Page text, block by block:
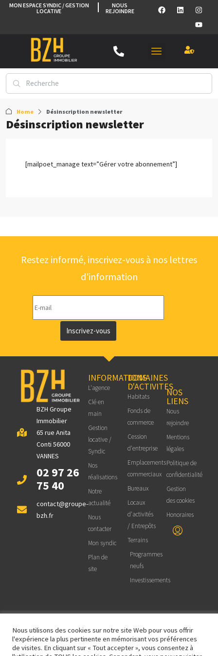
MON ESPACE SYNDIC / GESTION
LOCATIVE
NOUS
REJOINDRE
Home Désinscription newsletter
Désinscription newsletter
[mailpoet_manage text=”Gérer votre abonnement”]
Restez informé, inscrivez-vous à nos lettres
d'information
Inscrivez-vous
BZH Groupe
Immobilier
65 rue Anita
Conti 56000
VANNES
02 97 26
75 40
contact@groupe-
bzh.fr
INFORMATIONS
L'agence
Clé en
main
Gestion
locative /
Syndic
Nos
réalisations
Notre
actualité
Nous
contacter
Mon syndic
Plan de
site
DOMAINES
D'ACTIVITES
Habitats
Fonds de
commerce
Cession
d'entreprise
Emplacements
commerciaux
Bureaux
Locaux
d'activités
/ Entrepôts
Terrains
Programmes
neufs
Investissements
NOS
LIENS
Nous
rejoindre
Mentions
légales
Politique de
confidentialité
Gestion
des cookies
Honoraires
© 2025 BZH Groupe Immobilier - Site
réalisé et maintenu parOCTOPROD |
Informatique et Web
Nous utilisons des cookies sur notre site Web pour vous offrir
l'expérience la plus pertinente en mémorisant vos préférences
de visites. En cliquant sur « Tout accepter », vous consentez à